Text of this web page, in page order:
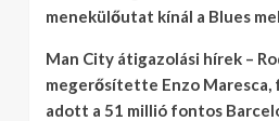
menekülőutat kínál a Blues
Man City átigazolási hírek –
megerősítette Enzo
adott a 51 millió fontos